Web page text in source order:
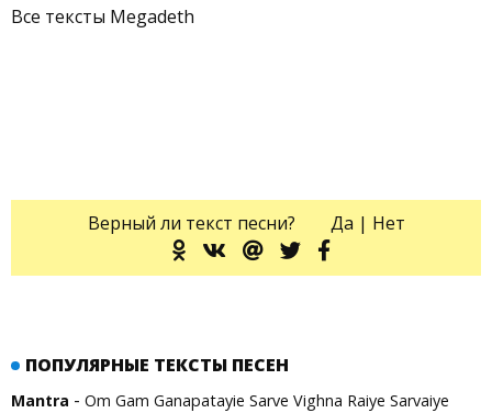
Все тексты Megadeth
Верный ли текст песни? Да | Нет
ПОПУЛЯРНЫЕ ТЕКСТЫ ПЕСЕН
Mantra - Om Gam Ganapatayie Sarve Vighna Raiye Sarvaiye